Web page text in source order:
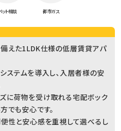
ット相談 都市ガス
えた1LDK仕様の低層賃貸アパ
ステムを導入し、入居者様の安
に荷物を受け取れる宅配ボック
でも安心です。
性と安心感を重視して選べるし